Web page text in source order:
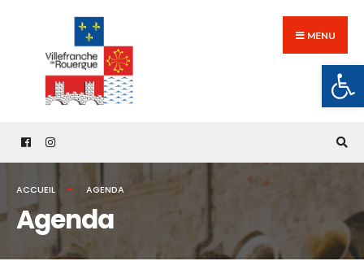
content
MENU
ACCUEIL AGENDA
Agenda